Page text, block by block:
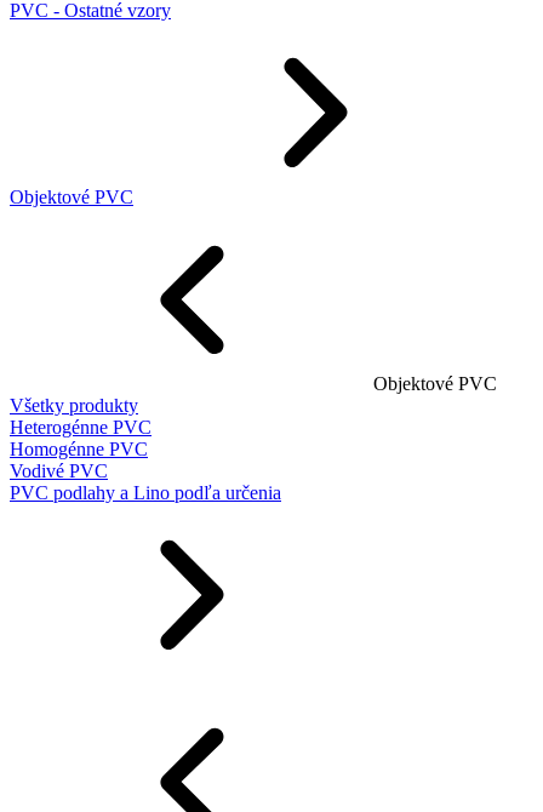
PVC - Ostatné vzory
Objektové PVC
Objektové PVC
Všetky produkty
Heterogénne PVC
Homogénne PVC
Vodivé PVC
PVC podlahy a Lino podľa určenia